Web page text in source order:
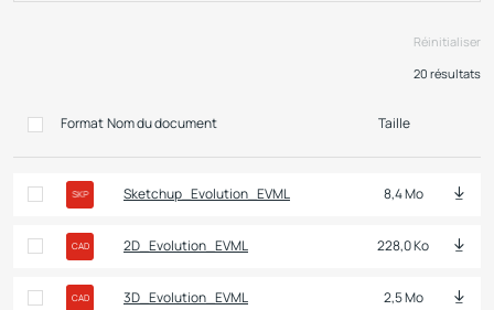
Réinitialiser
20 résultats
FormatNom du document Taille
SKP Sketchup_Evolution_EVML 8,4 Mo
CAD 2D_Evolution_EVML 228,0 Ko
CAD 3D_Evolution_EVML 2,5 Mo